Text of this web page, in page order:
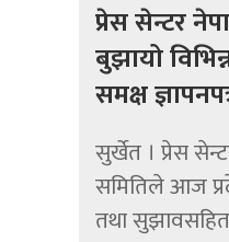
प्रेस सेन्टर
बुझायो
समक्ष
सुर्खेत । प्रेस
समितिले आज
तथा